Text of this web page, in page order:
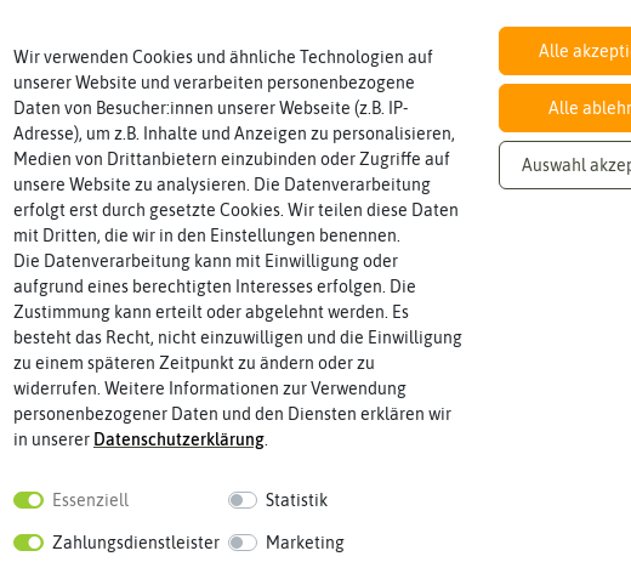
1 StückWie viel ist enthalten
Wir verwenden Cookies und ähnliche Technologien auf
unserer Website und verarbeiten personenbezogene
Daten von Besucher:innen unserer Webseite (z.B. IP-
Adresse), um z.B. Inhalte und Anzeigen zu personalisieren,
Medien von Drittanbietern einzubinden oder Zugriffe auf
unsere Website zu analysieren. Die Datenverarbeitung
erfolgt erst durch gesetzte Cookies. Wir teilen diese Daten
mit Dritten, die wir in den Einstellungen benennen.
Die Datenverarbeitung kann mit Einwilligung oder
aufgrund eines berechtigten Interesses erfolgen. Die
Zustimmung kann erteilt oder abgelehnt werden. Es
besteht das Recht, nicht einzuwilligen und die Einwilligung
zu einem späteren Zeitpunkt zu ändern oder zu
widerrufen. Weitere Informationen zur Verwendung
personenbezogener Daten und den Diensten erklären wir
in unserer Daten­schutz­erklärung
Essenziell Statistik
Zahlungsdienstleister Marketing
Alle
Alle
Auswahl
Knoblauch & Zwiebeln